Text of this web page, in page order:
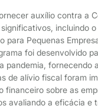
auxílio contra a
incluindo
para Pequenas
foi desenvolvido
pandemia, fornecendo
de alívio fiscal foram
financeiro sobre as
avaliando a eficácia e